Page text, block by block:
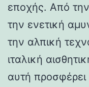
εποχής. Από
την ενετική
την αλπική
ιταλική
αυτή